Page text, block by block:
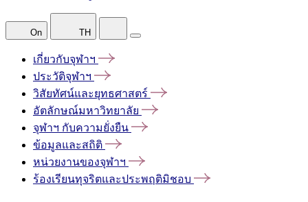
On TH
เกี่ยวกับจุฬาฯ
ประวัติจุฬาฯ
วิสัยทัศน์และยุทธศาสตร์
อัตลักษณ์มหาวิทยาลัย
จุฬาฯ กับความยั่งยืน
ข้อมูลและสถิติ
หน่วยงานของจุฬาฯ
ร้องเรียนทุจริตและประพฤติมิชอบ